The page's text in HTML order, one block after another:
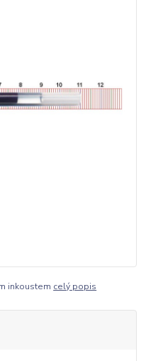
inkoustem celý popis